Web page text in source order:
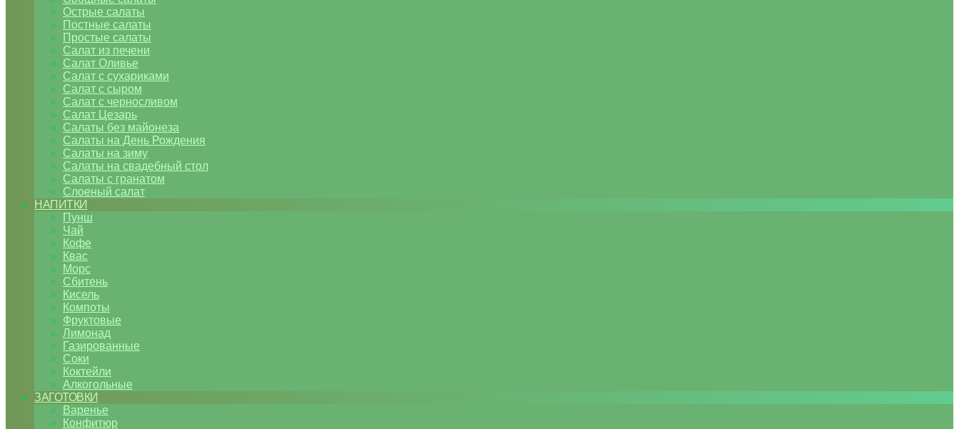
Острые салаты
Постные салаты
Простые салаты
Салат из печени
Салат Оливье
Салат с сухариками
Салат с сыром
Салат с черносливом
Салат Цезарь
Салаты без майонеза
Салаты на День Рождения
Салаты на зиму
Салаты на свадебный стол
Салаты с гранатом
Слоеный салат
НАПИТКИ
Пунш
Чай
Кофе
Квас
Морс
Сбитень
Кисель
Компоты
Фруктовые
Лимонад
Газированные
Соки
Коктейли
Алкогольные
ЗАГОТОВКИ
Варенье
Конфитюр